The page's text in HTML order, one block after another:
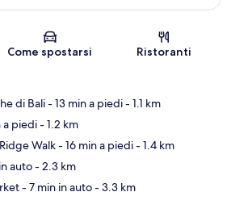
Mappa
Come spostarsi Ristoranti
di Bali- 13 min a piedi- 1.1 km
a piedi- 1.2 km
Walk- 16 min a piedi- 1.4 km
auto- 2.3 km
- 7 min in auto- 3.3 km